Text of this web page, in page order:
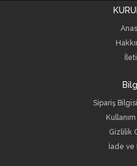
Sipariş
Gizlilik
İade ve